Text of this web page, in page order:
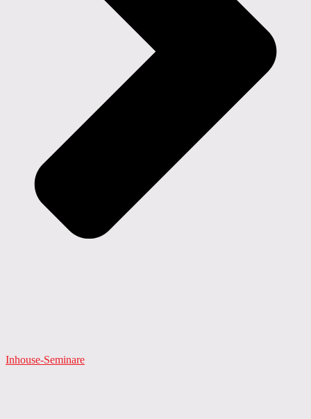
Inhouse-Seminare